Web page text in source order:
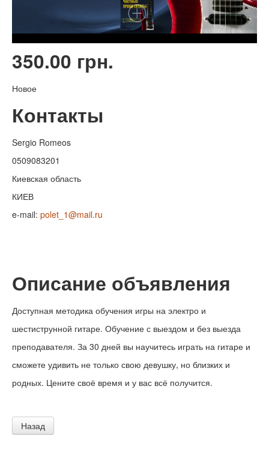
350.00 грн.
Новое
Контакты
Sergio Romeos
0509083201
Киевская область
КИЕВ
e-mail: polet_1@mail.ru
Описание объявления
Доступная методика обучения игры на электро и
шестиструнной гитаре. Обучение с выездом и без выезда
преподавателя. За 30 дней вы научитесь играть на гитаре и
сможете удивить не только свою девушку, но близких и
родных. Цените своё время и у вас всё получится.
Назад